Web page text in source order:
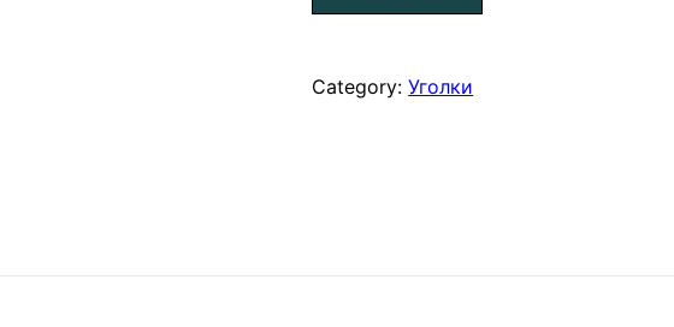
90*40
мм)
Category:Уголки